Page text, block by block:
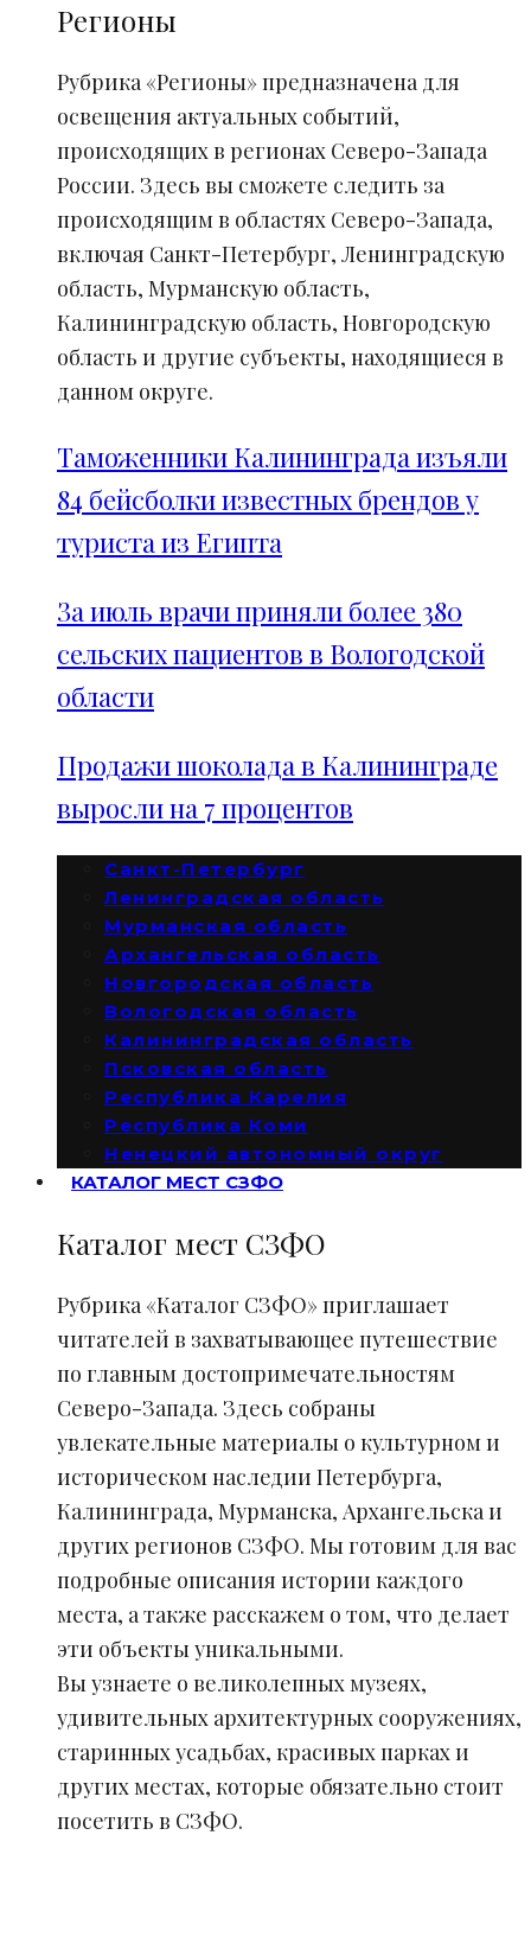
Регионы
Рубрика «Регионы» предназначена для
освещения актуальных событий,
происходящих в регионах Северо-Запада
России. Здесь вы сможете следить за
происходящим в областях Северо-Запада,
включая Санкт-Петербург, Ленинградскую
область, Мурманскую область,
Калининградскую область, Новгородскую
область и другие субъекты, находящиеся в
данном округе.
Таможенники Калининграда изъяли
84 бейсболки известных брендов у
туриста из Египта
За июль врачи приняли более 380
сельских пациентов в Вологодской
области
Продажи шоколада в Калининграде
выросли на 7 процентов
Санкт-Петербург
Ленинградская область
Мурманская область
Архангельская область
Новгородская область
Вологодская область
Калининградская область
Псковская область
Республика Карелия
Республика Коми
Ненецкий автономный округ
КАТАЛОГ МЕСТ СЗФО
Каталог мест СЗФО
Рубрика «Каталог СЗФО» приглашает
читателей в захватывающее путешествие
по главным достопримечательностям
Северо-Запада. Здесь собраны
увлекательные материалы о культурном и
историческом наследии Петербурга,
Калининграда, Мурманска, Архангельска и
других регионов СЗФО. Мы готовим для вас
подробные описания истории каждого
места, а также расскажем о том, что делает
эти объекты уникальными.
Вы узнаете о великолепных музеях,
удивительных архитектурных сооружениях,
старинных усадьбах, красивых парках и
других местах, которые обязательно стоит
посетить в СЗФО.